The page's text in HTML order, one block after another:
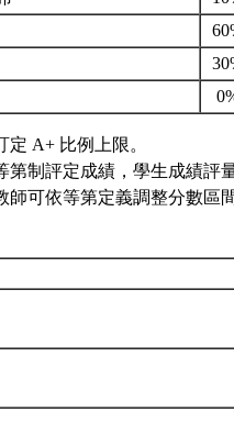
定 A+ 比例上限。
第制評定成績，學生成績評
師可依等第定義調整分數區